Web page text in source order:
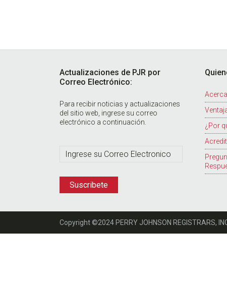
Actualizaciones de PJR por
Correo Electrónico:
Para recibir noticias y actualizaciones
del sitio web, ingrese su correo
electrónico a continuación.
¿Por
Copyright ©2024 PERRY JOHNSON REGISTRARS,